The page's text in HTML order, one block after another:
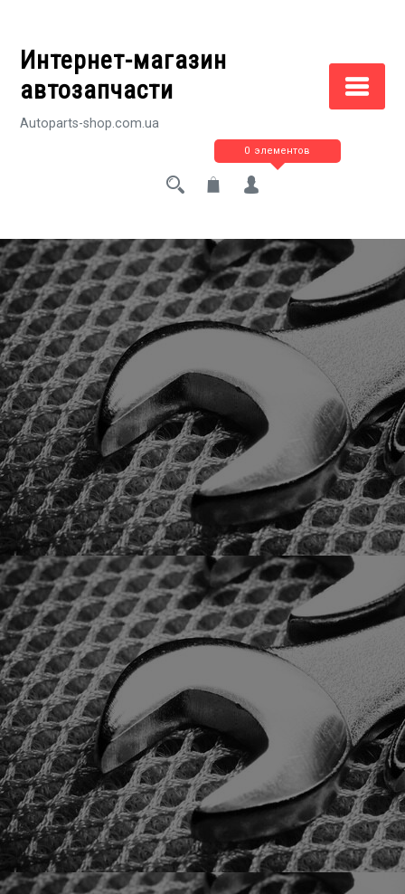
содержимому
Интернет-магазин
автозапчасти
Autoparts-shop.com.ua
0 элементов